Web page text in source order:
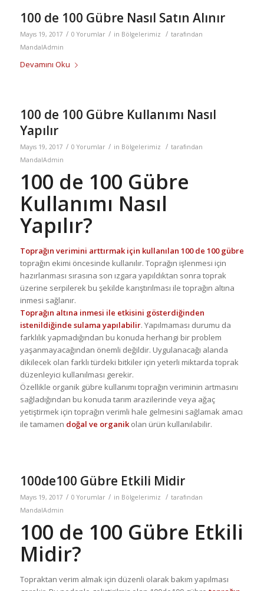
100 de 100 Gübre Nasıl Satın Alınır
Mayıs 19, 2017 / 0 Yorumlar / in Bölgelerimiz / tarafından
MandalAdmin
Devamını Oku
100 de 100 Gübre Kullanımı Nasıl
Yapılır
Mayıs 19, 2017 / 0 Yorumlar / in Bölgelerimiz / tarafından
MandalAdmin
100 de 100 Gübre
Kullanımı Nasıl
Yapılır?
Toprağın verimini arttırmak için kullanılan 100 de 100 gübre
toprağın ekimi öncesinde kullanılır. Toprağın işlenmesi için
hazırlanması sırasına son ızgara yapıldıktan sonra toprak
üzerine serpilerek bu şekilde karıştırılması ile toprağın altına
inmesi sağlanır.
Toprağın altına inmesi ile etkisini gösterdiğinden
istenildiğinde sulama yapılabilir. Yapılmaması durumu da
farklılık yapmadığından bu konuda herhangi bir problem
yaşanmayacağından önemli değildir. Uygulanacağı alanda
dikilecek olan farklı türdeki bitkiler için yeterli miktarda toprak
düzenleyici kullanılması gerekir.
Özellikle organik gübre kullanımı toprağın veriminin artmasını
sağladığından bu konuda tarım arazilerinde veya ağaç
yetiştirmek için toprağın verimli hale gelmesini sağlamak amacı
ile tamamen doğal ve organikolan ürün kullanılabilir.
100de100 Gübre Etkili Midir
Mayıs 19, 2017 / 0 Yorumlar / in Bölgelerimiz / tarafından
MandalAdmin
100 de 100 Gübre Etkili
Midir?
Topraktan verim almak için düzenli olarak bakım yapılması